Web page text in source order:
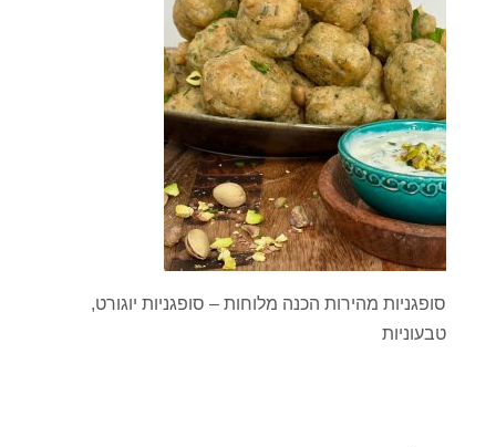
סופגניות מהירות הכנה מלוחות – סופגניות יוגורט,
טבעוניות